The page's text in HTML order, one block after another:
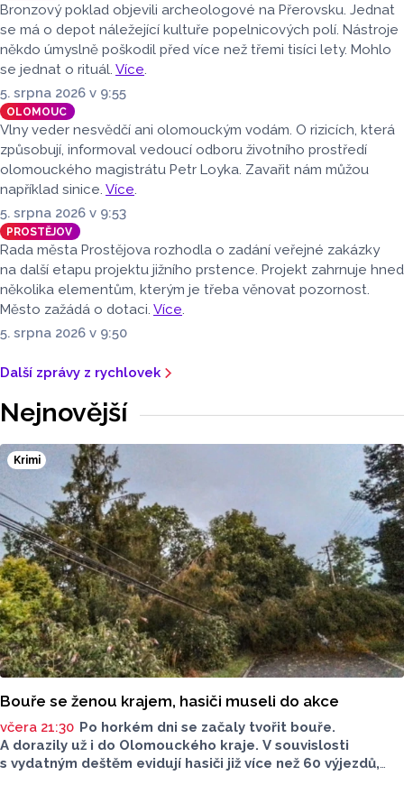
Bronzový poklad objevili archeologové na Přerovsku. Jednat
se má o depot náležející kultuře popelnicových polí. Nástroje
někdo úmyslně poškodil před více než třemi tisíci lety. Mohlo
se jednat o rituál. Více.
5. srpna 2026 v 9:55
OLOMOUC
Vlny veder nesvědčí ani olomouckým vodám. O rizicích, která
způsobují, informoval vedoucí odboru životního prostředí
olomouckého magistrátu Petr Loyka. Zavařit nám můžou
například sinice. Více.
5. srpna 2026 v 9:53
PROSTĚJOV
Rada města Prostějova rozhodla o zadání veřejné zakázky
na další etapu projektu jižního prstence. Projekt zahrnuje hned
několika elementům, kterým je třeba věnovat pozornost.
Město zažádá o dotaci. Více.
5. srpna 2026 v 9:50
Další zprávy z rychlovek
Nejnovější
Krimi
Bouře se ženou krajem, hasiči museli do akce
včera 21:30 Po horkém dni se začaly tvořit bouře.
A dorazily už i do Olomouckého kraje. V souvislosti
s vydatným deštěm evidují hasiči již více než 60 výjezdů,